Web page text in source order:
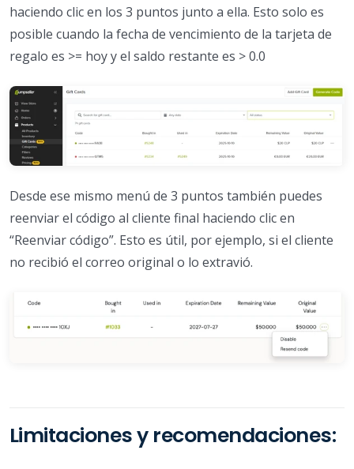
haciendo clic en los 3 puntos junto a ella. Esto solo es
posible cuando la fecha de vencimiento de la tarjeta de
regalo es >= hoy y el saldo restante es > 0.0
Desde ese mismo menú de 3 puntos también puedes
reenviar el código al cliente final haciendo clic en
“Reenviar código”. Esto es útil, por ejemplo, si el cliente
no recibió el correo original o lo extravió.
Limitaciones y recomendaciones: